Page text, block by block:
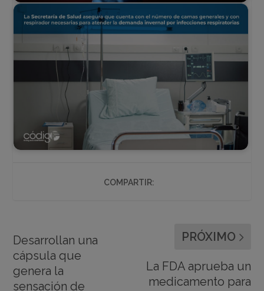
COMPARTIR:
Desarrollan una
cápsula que
genera la
sensación de
PRÓXIMO
La FDA aprueba un
medicamento para